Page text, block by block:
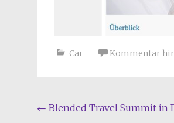
Car Kommentar
Beitragsnavigation
← Blended Travel Summit in